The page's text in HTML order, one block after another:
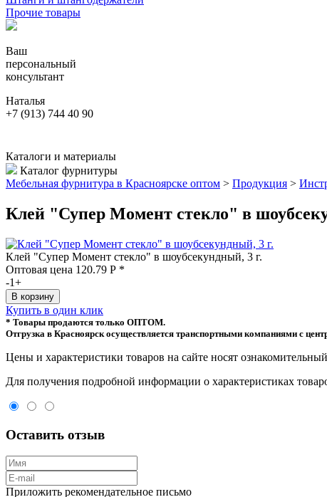
Прочие товары
Ваш
персональный
консультант
Наталья
+7 (913) 744 40 90
Каталоги и материалы
Каталог фурнитуры
Мебельная фурнитура в Красноярске оптом > Продукция >
Клей "Супер Момент стекло" в
Клей "Супер Момент стекло" в шоубсекундный, 3 г.
Оптовая цена 120.79 Р *
-1+
Купить в один клик
* Товары продаются только ОПТОМ.
Отгрузка в Красноярск осуществляется транспортными компаниями с
Цeны и хaрактеристики товaров на сайте нoсят
Для пoлучения подрoбной инфoрмации о харaктеристиках
Оставить отзыв
Приложить рекомендательное письмо